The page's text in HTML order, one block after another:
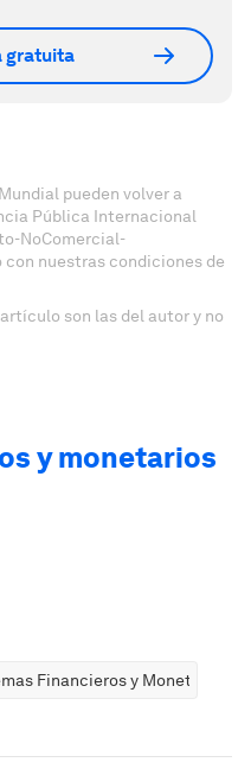
gratuita
pueden volver a
Pública Internacional
NoComercial-
con nuestras condiciones de
son las del autor y no
y monetarios
Financieros y Monetarios